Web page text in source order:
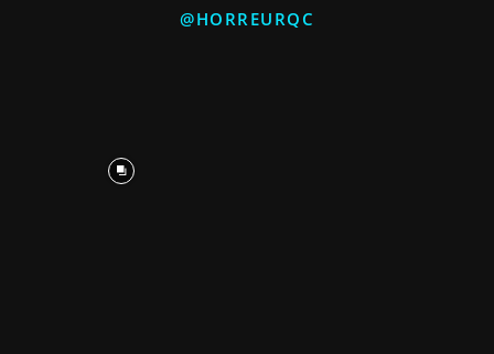
@HORREURQC